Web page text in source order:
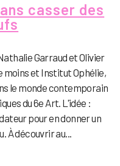
casser des
Garraud et Olivier
moins et Institut Ophélie,
le monde contemporain
du 6e Art. L'idée :
pour en donner un
À découvrir au...